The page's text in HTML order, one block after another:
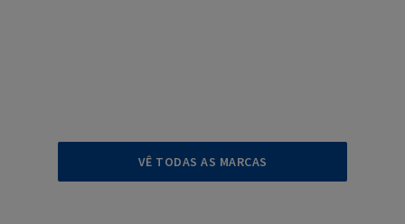
VÊ TODAS AS MARCAS